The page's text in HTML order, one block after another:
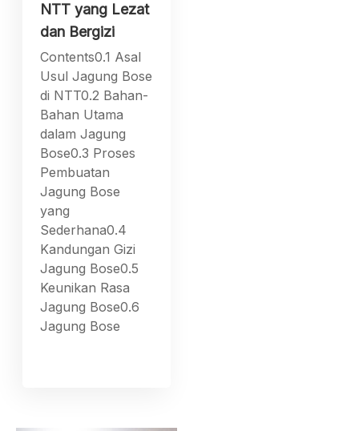
NTT yang Lezat
dan Bergizi
Contents0.1 Asal
Usul Jagung Bose
di NTT0.2 Bahan-
Bahan Utama
dalam Jagung
Bose0.3 Proses
Pembuatan
Jagung Bose
yang
Sederhana0.4
Kandungan Gizi
Jagung Bose0.5
Keunikan Rasa
Jagung Bose0.6
Jagung Bose